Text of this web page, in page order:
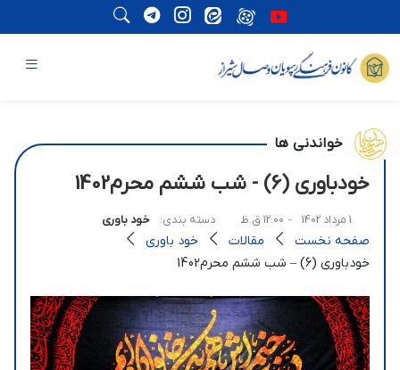
خواندنی ها
خودباوری (6) - شب ششم محرم‌1402
1 مرداد 1402 - 12:00 ق.ظ دسته بندی: خود باوری
صفحه نخست مقالات
خود باوری
خودباوری (6) – شب ششم محرم‌1402